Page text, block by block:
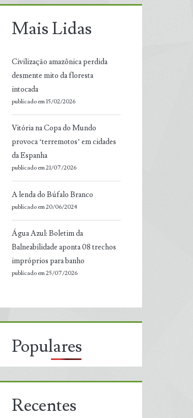
Mais Lidas
Civilização amazônica perdida
desmente mito da floresta
intocada
publicado em 15/02/2026
Vitória na Copa do Mundo
provoca ‘terremotos’ em cidades
da Espanha
publicado em 21/07/2026
A lenda do Búfalo Branco
publicado em 20/06/2024
Água Azul: Boletim da
Balneabilidade aponta 08 trechos
impróprios para banho
publicado em 25/07/2026
Populares
Recentes